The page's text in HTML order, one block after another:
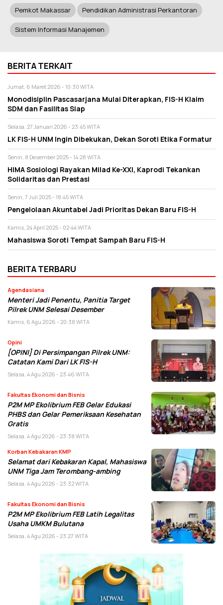
Pemkot Makassar Pendidikan Administrasi Perkantoran
Sistem Informasi Manajemen
BERITA TERKAIT
Jumat, 6 Maret 2026 - 10:30 WITA
Monodisiplin Pascasarjana Mulai Diterapkan, FIS-H Klaim
SDM dan Fasilitas Siap
Selasa, 27 Januari 2026 - 23:45 WITA
LK FIS-H UNM Ingin Dibekukan, Dekan Soroti Etika Formatur
Senin, 8 Desember 2025 - 14:28 WITA
HIMA Sosiologi Rayakan Milad Ke-XXI, Kaprodi Tekankan
Solidaritas dan Prestasi
Senin, 7 Juli 2025 - 18:45 WITA
Pengelolaan Akuntabel Jadi Prioritas Dekan Baru FIS-H
Kamis, 24 April 2025 - 02:44 WITA
Mahasiswa Soroti Tempat Sampah Baru FIS-H
BERITA TERBARU
Agendasiana
Menteri Jadi Penentu, Panitia Target
Pilrek UNM Selesai Desember
Kamis, 6 Agu 2026 - 20:38 WITA
Opini
[OPINI] Di Persimpangan Pilrek UNM:
Catatan Kami Dari LK FIS-H
Selasa, 4 Agu 2026 - 23:46 WITA
Fakultas Ekonomi dan Bisnis
P2M MP Ekolibrium FEB Gelar Edukasi
PHBS dan Gelar Pemeriksaan Kesehatan
Gratis
Selasa, 4 Agu 2026 - 23:38 WITA
Korban Kebakaran KMP
Selamat dari Kebakaran Kapal, Mahasiswa
UNM Tiga Jam Terombang-ambing
Selasa, 4 Agu 2026 - 23:32 WITA
Fakultas Ekonomi dan Bisnis
P2M MP Ekolibrium FEB Latih Legalitas
Usaha UMKM Bulutana
Selasa, 4 Agu 2026 - 23:27 WITA